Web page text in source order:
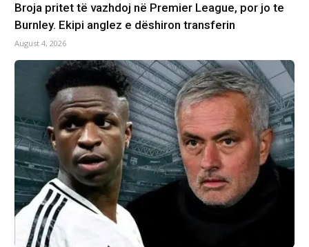
Broja pritet të vazhdoj në Premier League, por jo te
Burnley. Ekipi anglez e dëshiron transferin
August 4, 2026